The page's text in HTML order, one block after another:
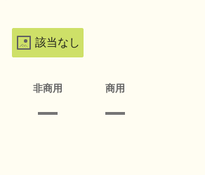
該当なし
非商用 商用